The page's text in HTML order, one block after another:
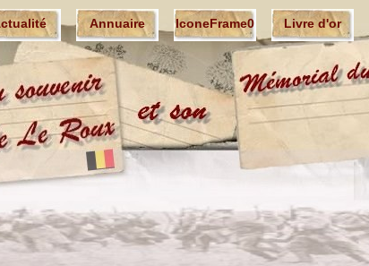
Actualité Annuaire IconeFrame0 Livre d'or